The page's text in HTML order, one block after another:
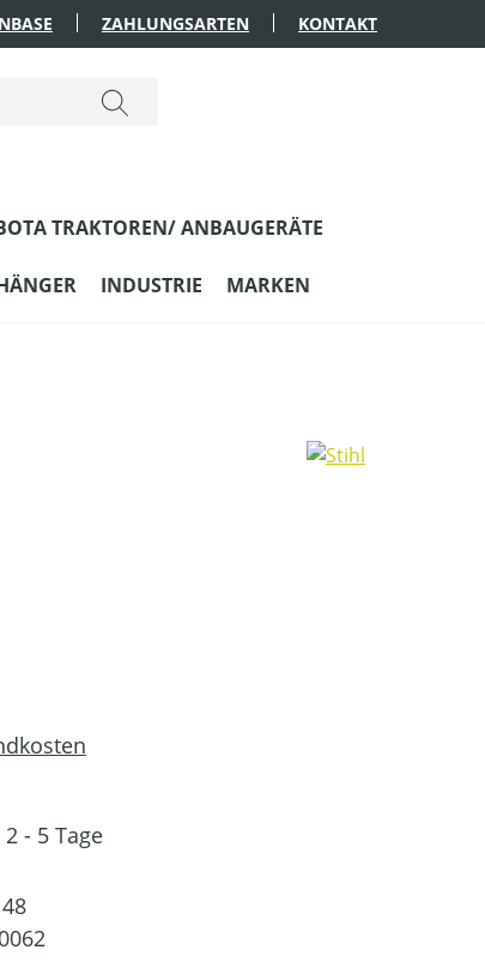
ZAHLUNGSARTEN KONTAKT
TRAKTOREN/ ANBAUGERÄTE
INDUSTRIE MARKEN
- 5 Tage